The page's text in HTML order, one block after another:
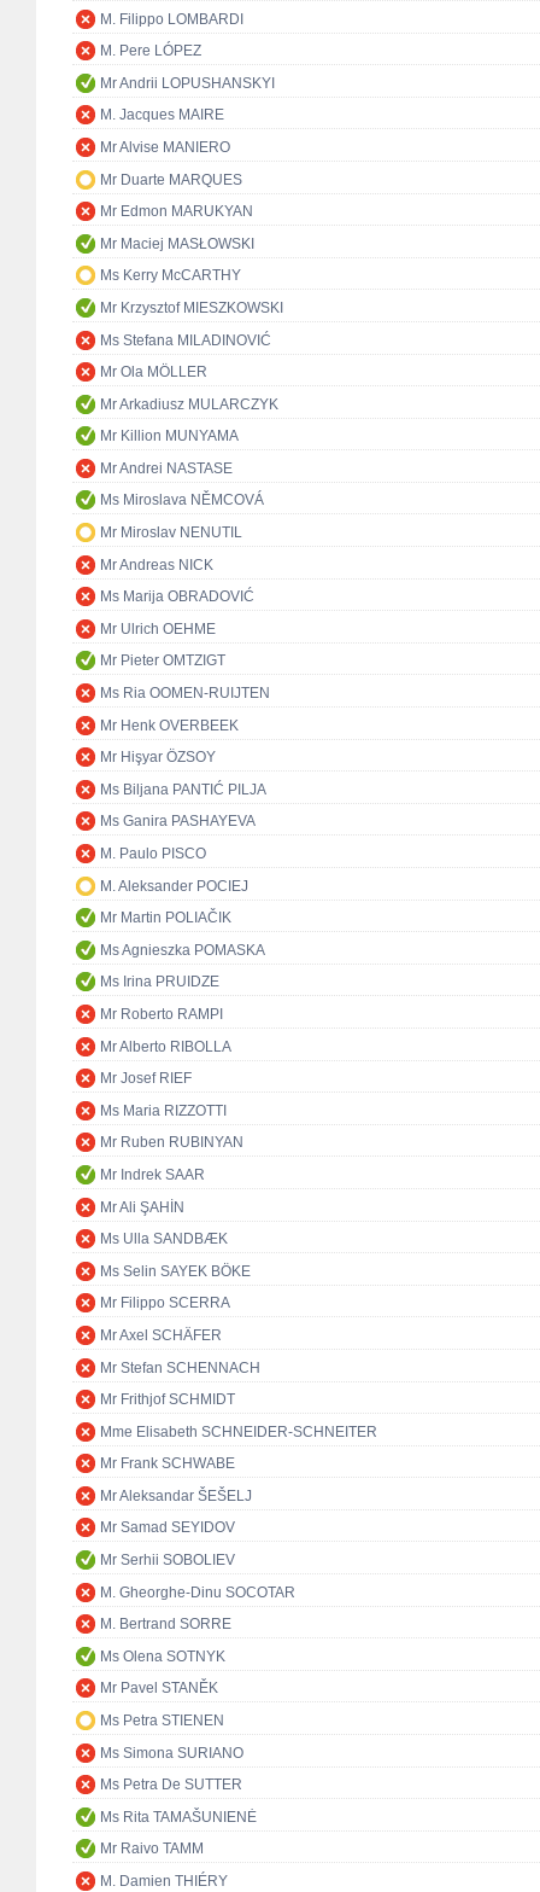
M. Filippo LOMBARDI
M. Pere LÓPEZ
Mr Andrii LOPUSHANSKYI
M. Jacques MAIRE
Mr Alvise MANIERO
Mr Duarte MARQUES
Mr Edmon MARUKYAN
Mr Maciej MASŁOWSKI
Ms Kerry McCARTHY
Mr Krzysztof MIESZKOWSKI
Ms Stefana MILADINOVIĆ
Mr Ola MÖLLER
Mr Arkadiusz MULARCZYK
Mr Killion MUNYAMA
Mr Andrei NASTASE
Ms Miroslava NĚMCOVÁ
Mr Miroslav NENUTIL
Mr Andreas NICK
Ms Marija OBRADOVIĆ
Mr Ulrich OEHME
Mr Pieter OMTZIGT
Ms Ria OOMEN-RUIJTEN
Mr Henk OVERBEEK
Mr Hişyar ÖZSOY
Ms Biljana PANTIĆ PILJA
Ms Ganira PASHAYEVA
M. Paulo PISCO
M. Aleksander POCIEJ
Mr Martin POLIAČIK
Ms Agnieszka POMASKA
Ms Irina PRUIDZE
Mr Roberto RAMPI
Mr Alberto RIBOLLA
Mr Josef RIEF
Ms Maria RIZZOTTI
Mr Ruben RUBINYAN
Mr Indrek SAAR
Mr Ali ŞAHİN
Ms Ulla SANDBÆK
Ms Selin SAYEK BÖKE
Mr Filippo SCERRA
Mr Axel SCHÄFER
Mr Stefan SCHENNACH
Mr Frithjof SCHMIDT
Mme Elisabeth SCHNEIDER-SCHNEITER
Mr Frank SCHWABE
Mr Aleksandar ŠEŠELJ
Mr Samad SEYIDOV
Mr Serhii SOBOLIEV
M. Gheorghe-Dinu SOCOTAR
M. Bertrand SORRE
Ms Olena SOTNYK
Mr Pavel STANĚK
Ms Petra STIENEN
Ms Simona SURIANO
Ms Petra De SUTTER
Ms Rita TAMAŠUNIENĖ
Mr Raivo TAMM
M. Damien THIÉRY